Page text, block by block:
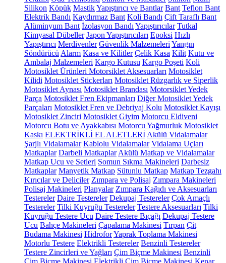
Silikon Köpük MastikYapıştırıcı ve Bantlar Bant Teflon Bant
Elektrik Bandı Kaydırmaz Bant Koli Bandı Çift Taraflı Bant
Alüminyum Bant İzolasyon Bandı Yapıştırıcılar Tutkal
Kimyasal Dübeller Japon Yapıştırıcıları Epoksi Hızlı
Yapıştırıcı Merdivenler Güvenlik Malzemeleri Yangın
Söndürücü Alarm Kasa ve Kilitler Çelik Kasa Kilit Kutu ve
Ambalaj Malzemeleri Kargo Kutusu Kargo Poşeti Koli
Motosiklet Ürünleri Motorsiklet Aksesuarları Motosiklet
Kilidi Motosiklet Stickerları Motosiklet Rüzgarlık ve Siperlik
Motosiklet Aynası Motosiklet Brandası Motorsiklet Yedek
Parça Motosiklet Fren Ekipmanları Diğer Motosiklet Yedek
Parçaları Motosiklet Fren ve Debriyaj Kolu Motosiklet Kayışı
Motosiklet Zinciri Motosiklet Giyim Motorcu Eldiveni
Motorcu Botu ve Ayakkabısı Motorcu Yağmurluk Motosiklet
Kaskı ELEKTRİKLİ EL ALETLERİ Akülü Vidalamalar
Şarjlı Vidalamalar Kablolu Vidalamalar Vidalama Uçları
Matkaplar Darbeli Matkaplar Akülü Matkap ve Vidalamalar
Matkap Ucu ve Setleri Somun Sıkma Makineleri Darbesiz
Matkaplar Manyetik Matkap Sütunlu Matkap Matkap Tezgahı
Kırıcılar ve Deliciler Zımpara ve Polisaj Zımpara Makineleri
Polisaj Makineleri Planyalar Zımpara Kağıdı ve Aksesuarları
Testereler Daire Testereler Dekupaj Testereler Çok Amaçlı
Testereler Tilki Kuyruğu Testereler Testere Aksesuarları Tilki
Kuyruğu Testere Ucu Daire Testere Bıçağı Dekupaj Testere
Ucu Bahçe Makineleri Çapalama Makinesi Tırpan Çit
Budama Makinesi HidroforYaprak Toplama Makinesi
Motorlu Testere Elektrikli Testereler Benzinli Testereler
Testere Zincirleri ve Yağları Çim Biçme Makinesi Benzinli
Çim Biçme Makinesi Elektrikli Çim Biçme Makinesi Kenar